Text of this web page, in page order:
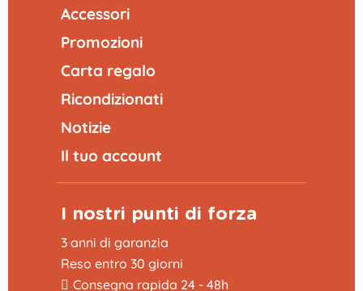
Accessori
Promozioni
Carta regalo
Ricondizionati
Notizie
Il tuo account
I nostri punti di forza
3 anni di garanzia
Reso entro 30 giorni
Consegna rapida 24 - 48h